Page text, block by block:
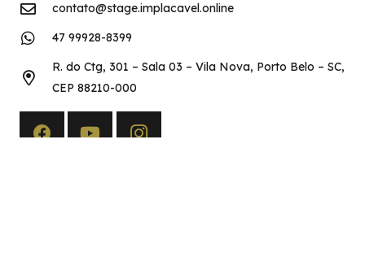
contato@stage.implacavel.online
47 99928-8399
R. do Ctg, 301 – Sala 03 – Vila Nova, Porto Belo – SC,
CEP 88210-000